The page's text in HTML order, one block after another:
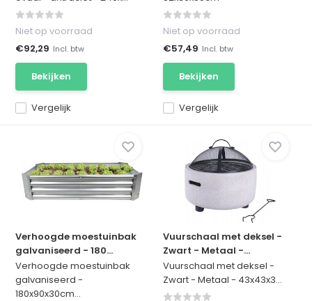
Vergelijk
Niet op voorraad
€92,29 Incl. btw
Bekijken
Vergelijk
Niet op voorraad
€57,49 Incl. btw
Bekijken
Verhoogde moestuinbak
galvaniseerd - 180...
Verhoogde moestuinbak
galvaniseerd -
180x90x30cm...
Vuurschaal met deksel -
Zwart - Metaal -...
Vuurschaal met deksel -
Zwart - Metaal - 43x43x3...